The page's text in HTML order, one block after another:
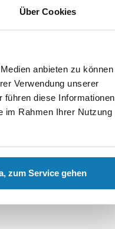
Über Cookies
anbieten zu können
Verwendung unserer
führen diese Informationen
im Rahmen Ihrer Nutzung
zum Service gehen